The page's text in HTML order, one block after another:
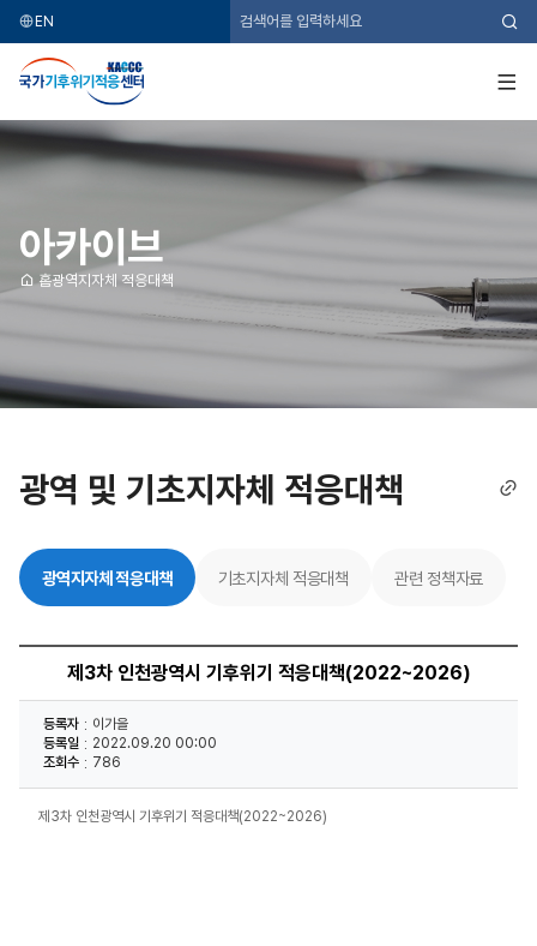
EN
국
가
위
기
적
체
아카이브
홈광역지자체 적응대책
광역 및 기초지자체 적응대책
링
광역지자체 적응대책 기초지자체 적응대책 관련 정책자료
제3차 인천광역시 기후위기 적응대책(2022~2026)
등록자
이가을
등록일
2022.09.20 00:00
조회수
786
제3차 인천광역시 기후위기 적응대책(2022~2026)